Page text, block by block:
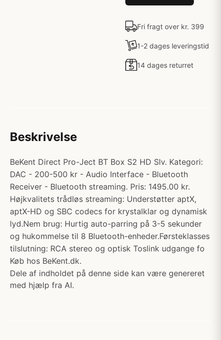
Fri fragt over kr. 399
1-2 dages leveringstid
14 dages returret
Beskrivelse
BeKent Direct Pro-Ject BT Box S2 HD Slv. Kategori:
DAC - 200-500 kr - Audio Interface - Bluetooth
Receiver - Bluetooth streaming. Pris: 1495.00 kr.
Højkvalitets trådløs streaming: Understøtter aptX,
aptX-HD og SBC codecs for krystalklar og dynamisk
lyd.Nem brug: Hurtig auto-parring på 3-5 sekunder
og hukommelse til 8 Bluetooth-enheder.Førsteklasses
tilslutning: RCA stereo og optisk Toslink udgange fo
Køb hos BeKent.dk.
Dele af indholdet på denne side kan være genereret
med hjælp fra AI.